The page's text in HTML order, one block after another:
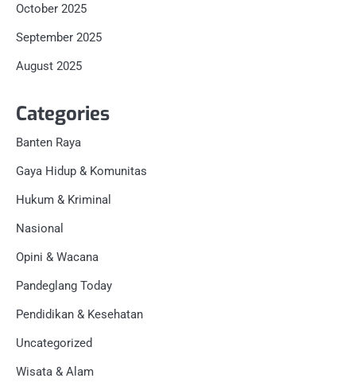
October 2025
September 2025
August 2025
Categories
Banten Raya
Gaya Hidup & Komunitas
Hukum & Kriminal
Nasional
Opini & Wacana
Pandeglang Today
Pendidikan & Kesehatan
Uncategorized
Wisata & Alam